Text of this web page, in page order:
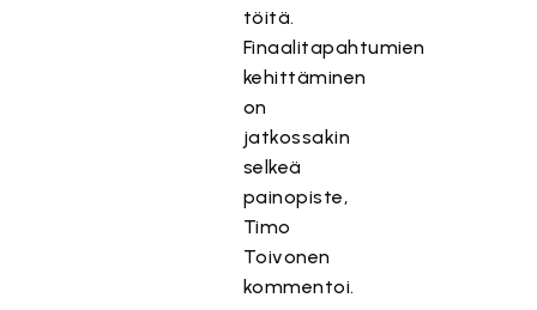
töitä.
Finaalitapahtumien
kehittäminen
on
jatkossakin
selkeä
painopiste,
Timo
Toivonen
kommentoi.